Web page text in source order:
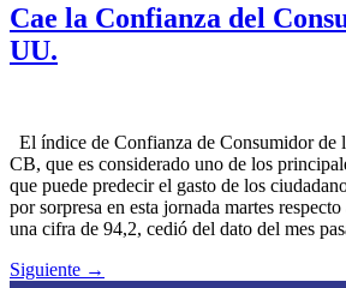
Cae la Confianza del
UU.
El índice de Confianza de Consumidor de
CB, que es considerado uno de los
que puede predecir el gasto de los
por sorpresa en esta jornada martes
una cifra de 94,2, cedió del dato del mes
Siguiente →